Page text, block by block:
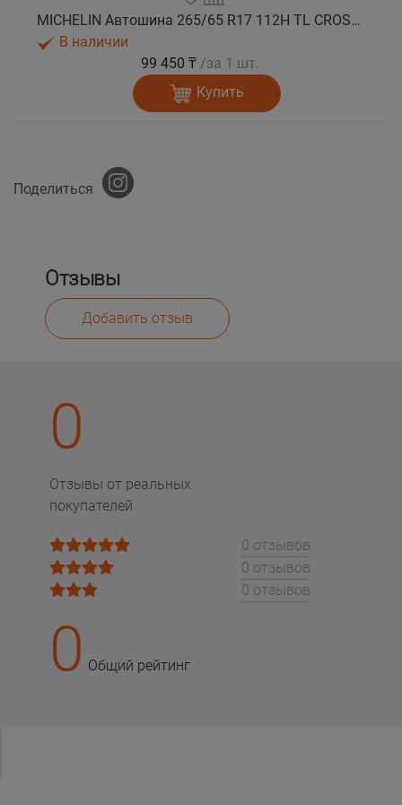
MICHELIN Автошина 265/65 R17 112H TL CROSSCLIMATE 2 SUV M+S
В наличии
99 450 ₸ /за 1 шт.
Купить
Поделиться
Отзывы
Добавить отзыв
0
Отзывы от реальных
покупателей
0 отзывов
0 отзывов
0 отзывов
0 Общий рейтинг